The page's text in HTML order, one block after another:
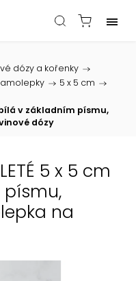
dózy a kořenky /
/ 5 x 5 cm /
bílá v základním písmu,
dózy
5 x 5 cm
na